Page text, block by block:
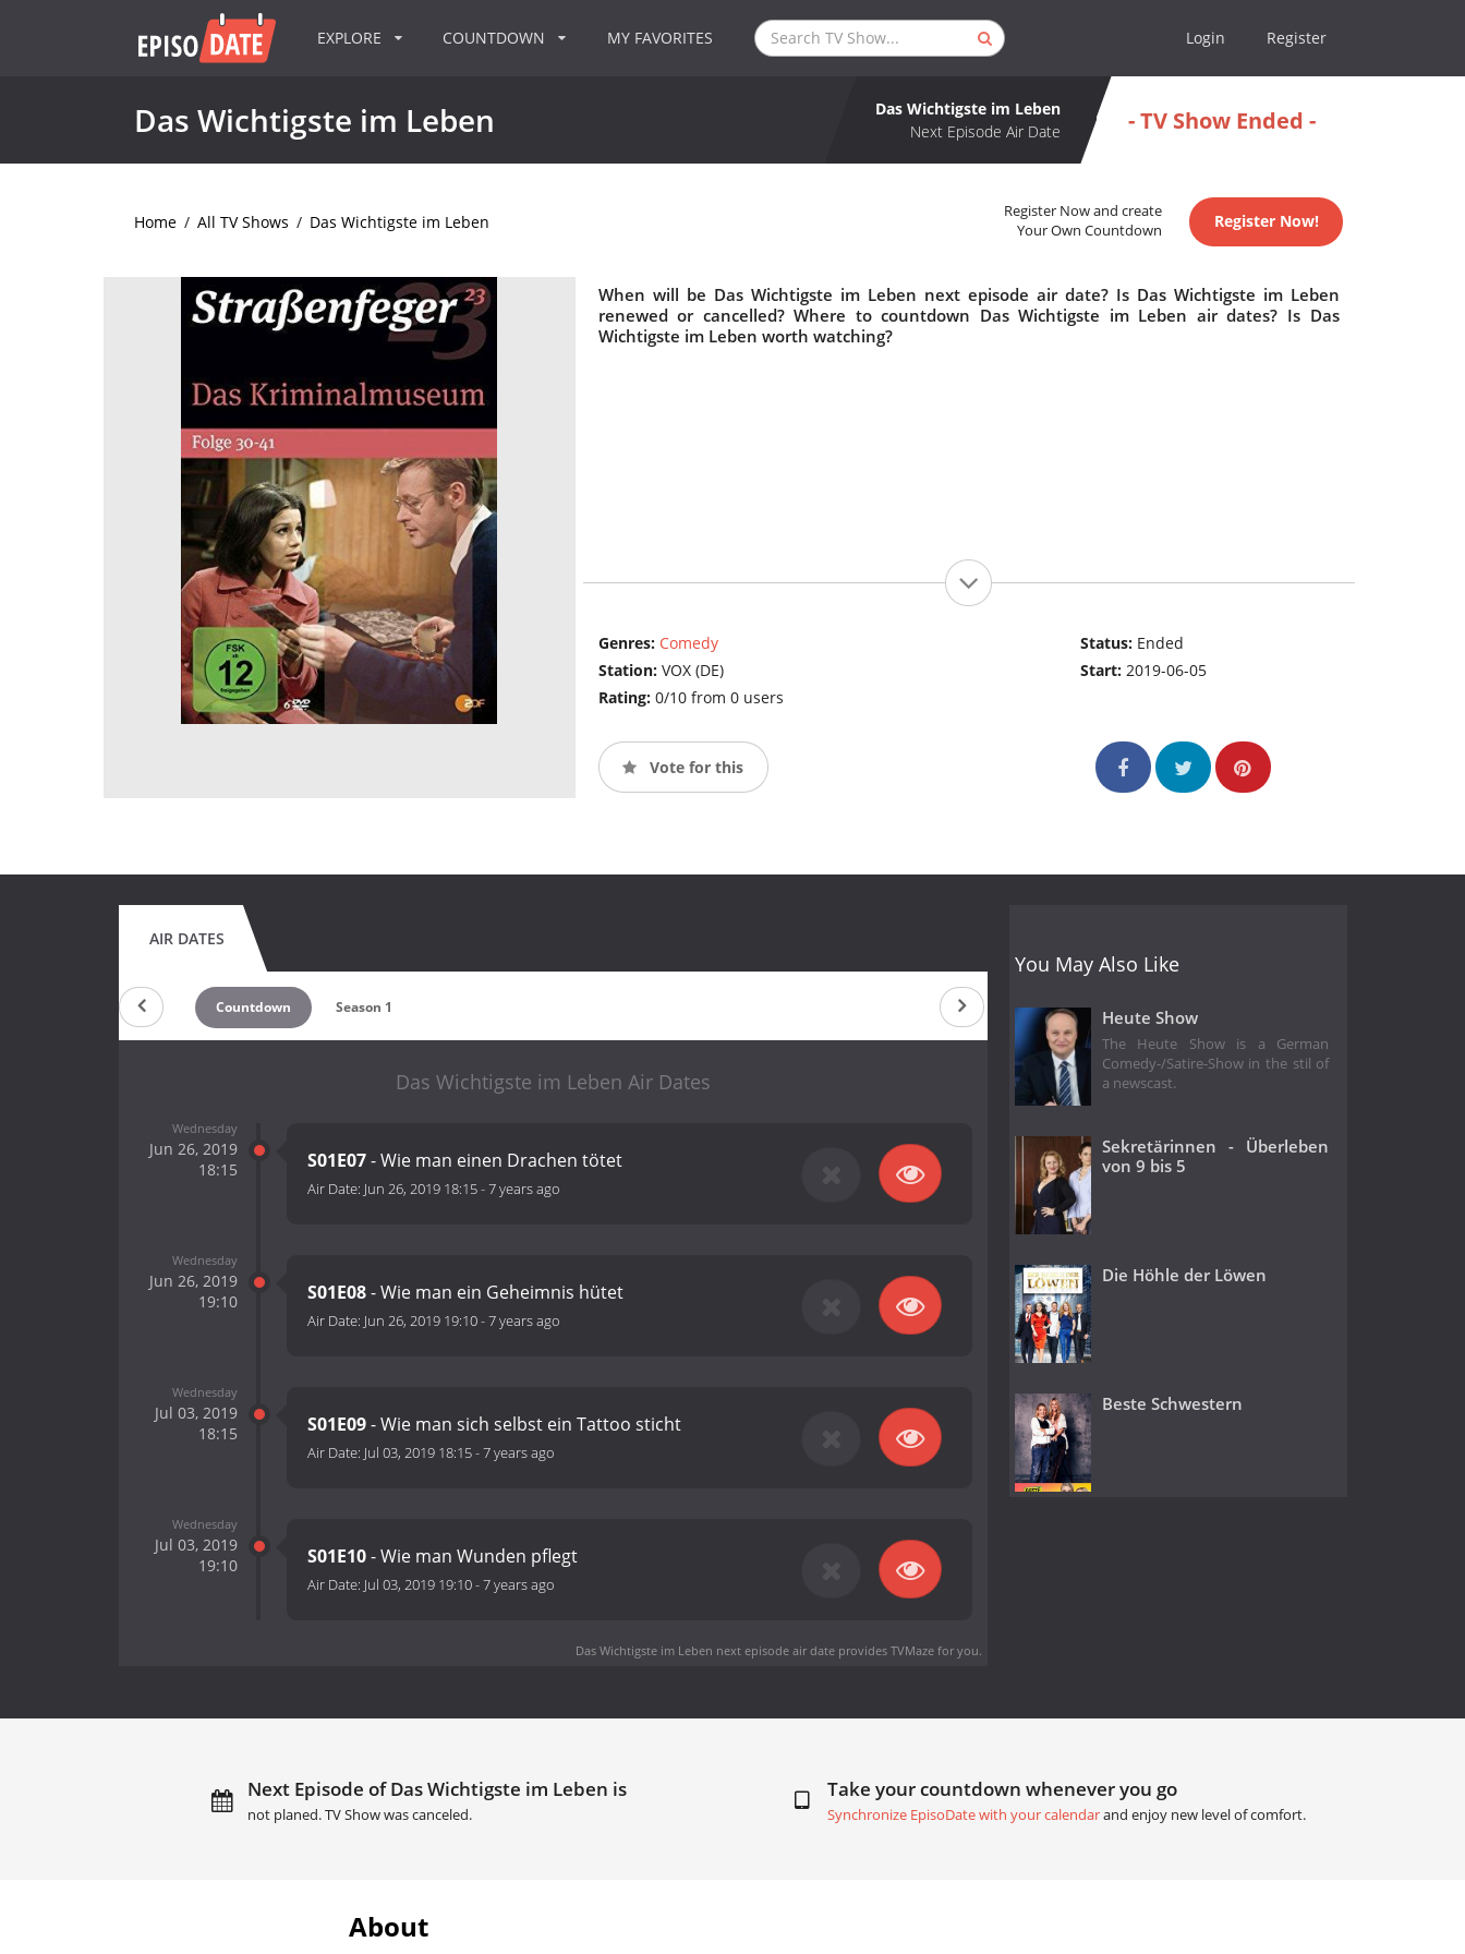
EXPLORE COUNTDOWN MY FAVORITES Login Register
Das Wichtigste im Leben
Das Wichtigste im Leben
Next Episode Air Date
- TV Show Ended -
Home / All TV Shows / Das Wichtigste im Leben
Register Now and create
Your Own Countdown
Register Now!
When will be Das Wichtigste im Leben next episode air date? Is Das Wichtigste im Leben
renewed or cancelled? Where to countdown Das Wichtigste im Leben air dates? Is Das
Wichtigste im Leben worth watching?
Genres: Comedy
Station: VOX (DE)
Rating: 0/10 from 0 users
Status: Ended
Start:2019-06-05
Vote for this
AIR DATES
Countdown Season 1
Das Wichtigste im Leben Air Dates
Wednesday
Jun 26, 2019
18:15
S01E07- Wie man einen Drachen tötet
Air Date: Jun 26, 2019 18:15-7 years ago
Wednesday
Jun 26, 2019
19:10
S01E08- Wie man ein Geheimnis hütet
Air Date: Jun 26, 2019 19:10-7 years ago
Wednesday
Jul 03, 2019
18:15
S01E09- Wie man sich selbst ein Tattoo sticht
Air Date: Jul 03, 2019 18:15-7 years ago
Wednesday
Jul 03, 2019
19:10
S01E10- Wie man Wunden pflegt
Air Date: Jul 03, 2019 19:10-7 years ago
Das Wichtigste im Leben next episode air dateprovides TVMaze for you.
You May Also Like
Heute Show
The Heute Show is a German
Comedy-/Satire-Show in the stil of
a newscast.
Sekretärinnen - Überleben
von 9 bis 5
Die Höhle der Löwen
Beste Schwestern
Next Episode of Das Wichtigste im Leben is
not planed. TV Show was canceled.
Take your countdown whenever you go
Synchronize EpisoDate with your calendarand enjoy new level of comfort.
About